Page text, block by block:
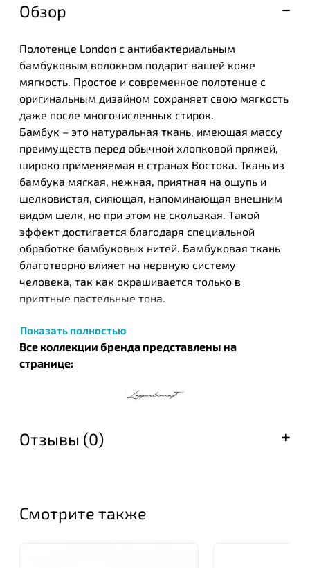
Обзор
Полотенце London с антибактериальным
бамбуковым волокном подарит вашей коже
мягкость. Простое и современное полотенце с
оригинальным дизайном сохраняет свою мягкость
даже после многочисленных стирок.
Бамбук – это натуральная ткань, имеющая массу
преимуществ перед обычной хлопковой пряжей,
широко применяемая в странах Востока. Ткань из
бамбука мягкая, нежная, приятная на ощупь и
шелковистая, сияющая, напоминающая внешним
видом шелк, но при этом не скользкая. Такой
эффект достигается благодаря специальной
обработке бамбуковых нитей. Бамбуковая ткань
благотворно влияет на нервную систему
человека, так как окрашивается только в
приятные пастельные тона.
Турецкий текстильный бренд Lappartement смело
отошел от классического представления
аппликации или вышивки. Если вы любитель
вам просто идеально подходит. Главная задача
используется только натуральный египетский и
Показать полностью
Все коллекции бренда представлены на
странице:
Отзывы (0)
Смотрите также